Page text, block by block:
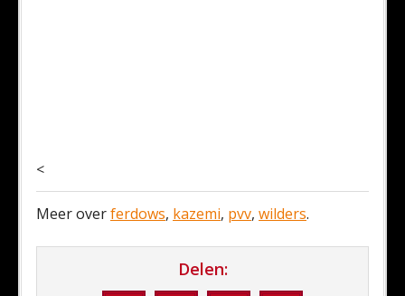
<
Meer overferdows, kazemi, pvv, wilders.
Delen: